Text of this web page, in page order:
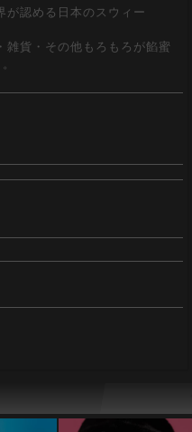
が認める日本のスウィー
雑貨・その他もろもろが餡蜜